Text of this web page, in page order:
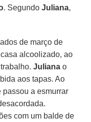
. SegundoJuliana,
de março de
alcoolizado, ao
trabalho.Juliana o
aos tapas. Ao
passou a esmurrar
com um balde de